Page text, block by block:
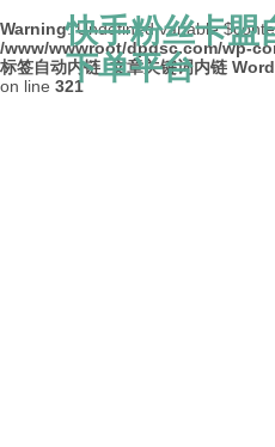
Warning: Undefined variable
/www/wwwroot/dpdsc.com/wp-
标签自动内链_文章关键词内链
on line 321
快手粉丝卡盟
下单平台